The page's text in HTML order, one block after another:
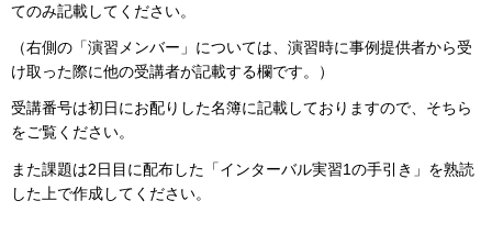
てのみ記載してください。
（右側の「演習メンバー」については、演習時に事例提供者から受
け取った際に他の受講者が記載する欄です。）
受講番号は初日にお配りした名簿に記載しておりますので、そちら
をご覧ください。
また課題は2日目に配布した「インターバル実習1の手引き」を熟読
した上で作成してください。